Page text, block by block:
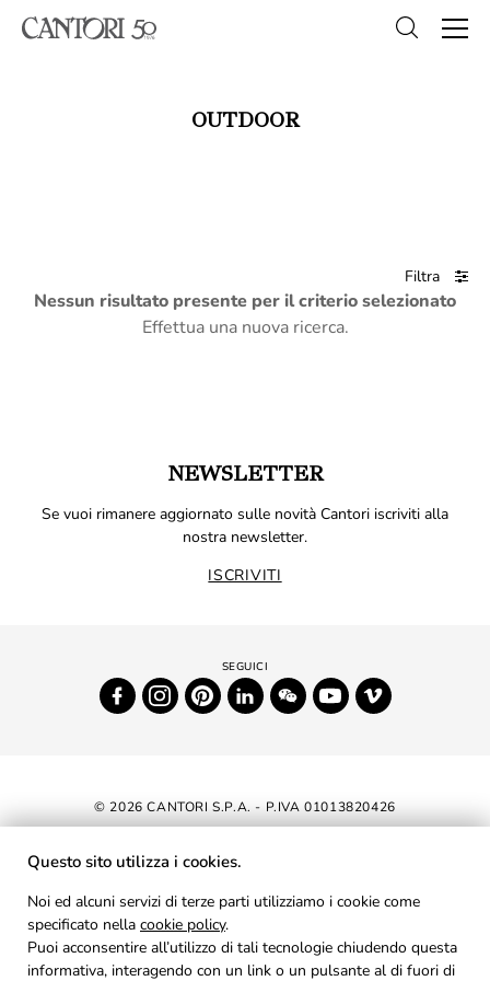
OUTDOOR
Filtra
Nessun risultato presente per il criterio selezionato
Effettua una nuova ricerca.
NEWSLETTER
Se vuoi rimanere aggiornato sulle novità Cantori iscriviti alla
nostra newsletter.
ISCRIVITI
© 2026 CANTORI S.P.A. - P.IVA 01013820426
DICHIARAZIONE DI ACCESSIBILITÀ
AREA RISERVATA
PRIVACY
Questo sito utilizza i cookies.
Noi ed alcuni servizi di terze parti utilizziamo i cookie come
specificato nella cookie policy.
Puoi acconsentire all’utilizzo di tali tecnologie chiudendo questa
informativa, interagendo con un link o un pulsante al di fuori di